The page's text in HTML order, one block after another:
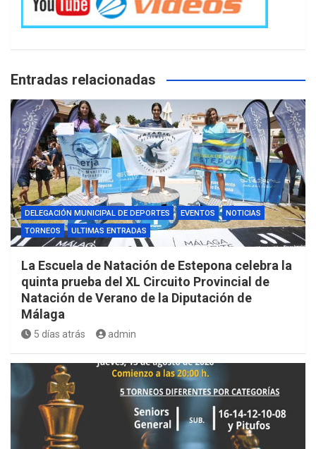
Entradas relacionadas
DELEGACIÓN MUNICIPAL DE DEPORTES EVENTOS
NOTICIAS
TORNEOS
ULTIMAS ENTRADAS
La Escuela de Natación de Estepona celebra la
quinta prueba del XL Circuito Provincial de
Natación de Verano de la Diputación de
Málaga
5 días atrás admin